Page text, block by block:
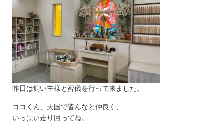
昨日は飼い主様と葬儀を行って来ました。
ココくん、天国で皆んなと仲良く、
いっぱい走り回ってね。